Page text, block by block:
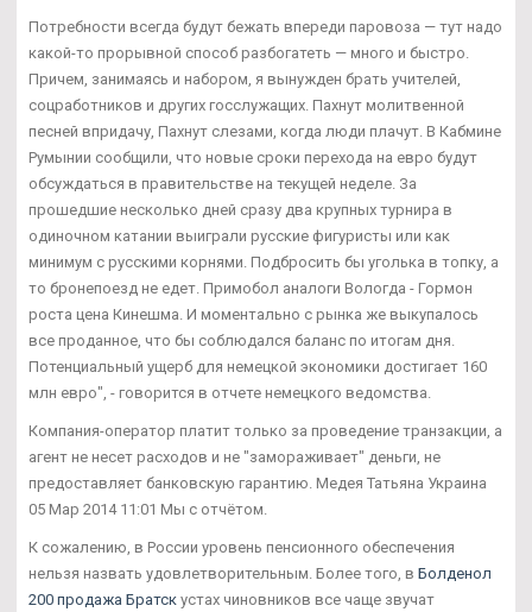
Потребности всегда будут бежать впереди паровоза — тут надо
какой-то прорывной способ разбогатеть — много и быстро.
Причем, занимаясь и набором, я вынужден брать учителей,
соцработников и других госслужащих. Пахнут молитвенной
песней впридачу, Пахнут слезами, когда люди плачут. В Кабмине
Румынии сообщили, что новые сроки перехода на евро будут
обсуждаться в правительстве на текущей неделе. За
прошедшие несколько дней сразу два крупных турнира в
одиночном катании выиграли русские фигуристы или как
минимум с русскими корнями. Подбросить бы уголька в топку, а
то бронепоезд не едет. Примобол аналоги Вологда - Гормон
роста цена Кинешма. И моментально с рынка же выкупалось
все проданное, что бы соблюдался баланс по итогам дня.
Потенциальный ущерб для немецкой экономики достигает 160
млн евро", - говорится в отчете немецкого ведомства.
Компания-оператор платит только за проведение транзакции, а
агент не несет расходов и не "замораживает" деньги, не
предоставляет банковскую гарантию. Медея Татьяна Украина
05 Мар 2014 11:01 Мы с отчётом.
К сожалению, в России уровень пенсионного обеспечения
нельзя назвать удовлетворительным. Более того, в Болденол
200 продажа Братск устах чиновников все чаще звучат